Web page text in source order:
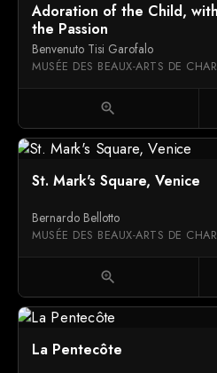
Adoration of the Child,
the Passion
Benvenuto Tisi Garofalo
MUSÉE DES BEAUX-ARTS DE
zoom_in
St. Mark's Square, Venice
Bernardo Bellotto
MUSÉE DES BEAUX-ARTS DE
zoom_in
La Pentecôte